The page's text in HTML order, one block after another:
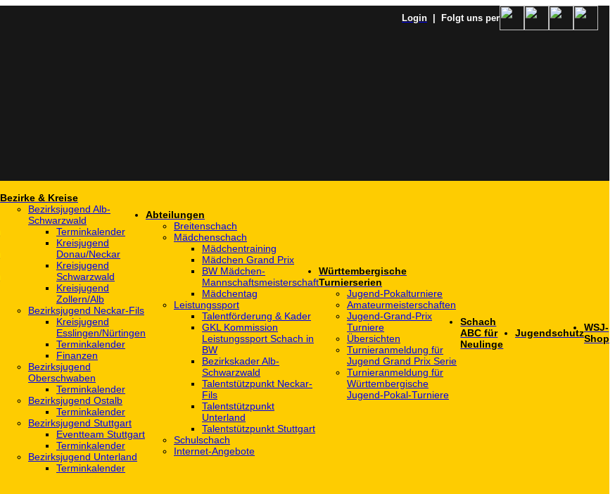
Login | Folgt uns per
Bezirke & Kreise
Bezirksjugend Alb-
Schwarzwald
Terminkalender
Kreisjugend
Donau/Neckar
Kreisjugend
Schwarzwald
Kreisjugend
Zollern/Alb
Bezirksjugend Neckar-Fils
Kreisjugend
‎Esslingen/Nürtingen
Terminkalender
Finanzen
Bezirksjugend
Oberschwaben
Terminkalender
Bezirksjugend Ostalb
Terminkalender
Bezirksjugend Stuttgart
‎Eventteam Stuttgart
Terminkalender
Bezirksjugend Unterland
Terminkalender
Abteilungen
Breitenschach
Mädchenschach
Mädchentraining
Mädchen Grand Prix
BW Mädchen-
Mannschaftsmeisterschaft
Mädchentag
Leistungssport
Talentförderung & Kader
GKL Kommission
Leistungssport Schach in
BW
Bezirkskader Alb-
Schwarzwald
Talentstützpunkt Neckar-
Fils
Talentstützpunkt
Unterland
Talentstützpunkt Stuttgart
Schulschach
Internet-Angebote
Württembergische
Turnierserien
Jugend-Pokalturniere
Amateurmeisterschaften
Jugend-Grand-Prix
Turniere
Übersichten
Turnieranmeldung für
Jugend Grand Prix Serie
Turnieranmeldung für
Württembergische
Jugend-Pokal-Turniere
Schach
ABC für
Neulinge
JugendschutzWSJ-
Shop